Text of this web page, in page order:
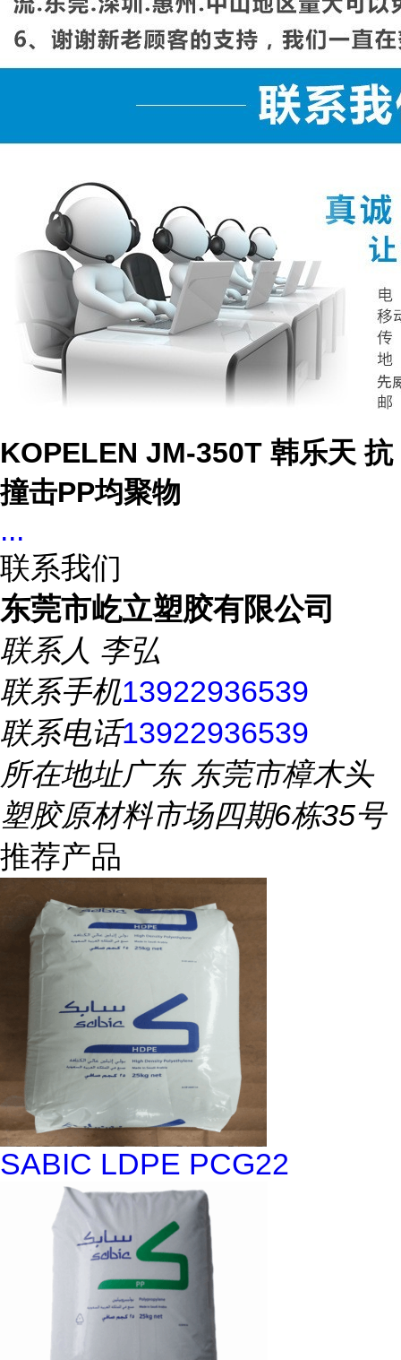
KOPELEN JM-350T 韩乐天 抗
撞击PP均聚物
...
联系我们
东莞市屹立塑胶有限公司
联系人 李弘
联系手机13922936539
联系电话13922936539
所在地址广东 东莞市樟木头
塑胶原材料市场四期6栋35号
推荐产品
SABIC LDPE PCG22